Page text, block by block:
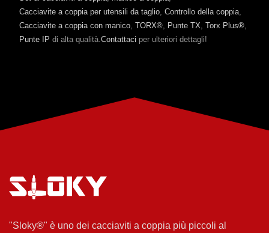
Cacciavite a coppia per utensili da taglio, Controllo della coppia,
Cacciavite a coppia con manico, TORX®, Punte TX, Torx Plus®,
Punte IP di alta qualità.Contattaci per ulteriori dettagli!
"Sloky®" è uno dei cacciaviti a coppia più piccoli al